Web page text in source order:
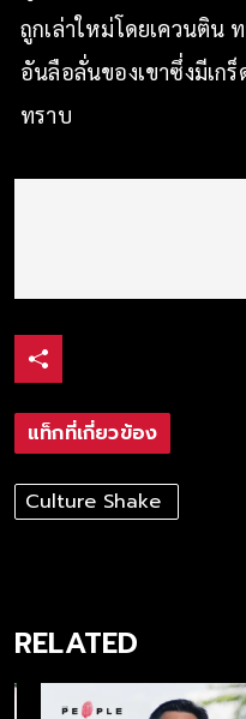
ถูกเล่าใหม่โดยเควนติน
อันลือลั่นของเขาซึ่งมีเก
ทราบ
แท็กที่เกี่ยวข้อง
Culture Shake
RELATED